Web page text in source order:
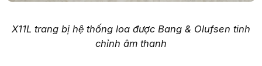
X11L trang bị hệ thống loa được Bang & Olufsen tinh
chỉnh âm thanh